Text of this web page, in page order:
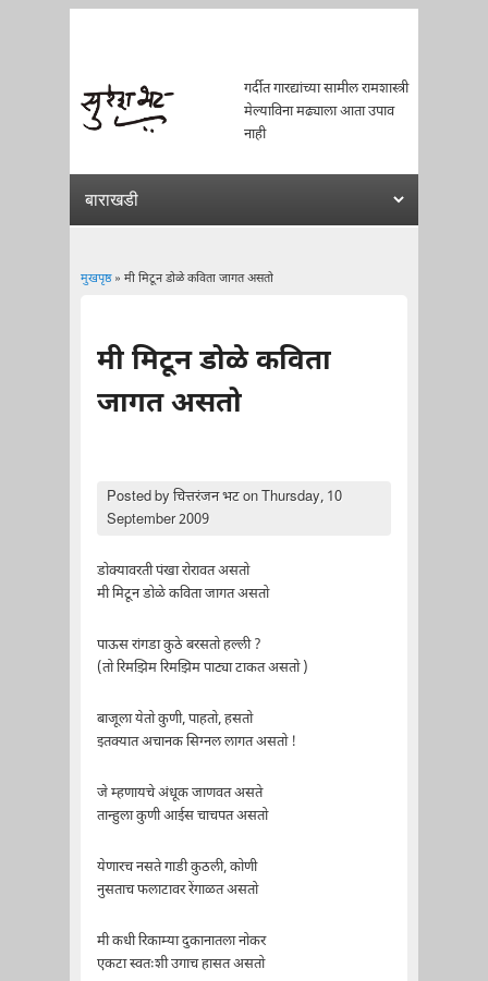
गर्दीत गारद्यांच्या सामील रामशास्त्री
मेल्याविना मढ्याला आता उपाव
नाही
मुखपृष्ठ» मी मिटून डोळे कविता जागत असतो
मी मिटून डोळे कविता
जागत असतो
Posted byचित्तरंजन भटon Thursday, 10
September 2009
डोक्यावरती पंखा रोरावत असतो
मी मिटून डोळे कविता जागत असतो
पाऊस रांगडा कुठे बरसतो हल्ली ?
(तो रिमझिम रिमझिम पाट्या टाकत असतो )
बाजूला येतो कुणी, पाहतो, हसतो
इतक्यात अचानक सिग्नल लागत असतो !
जे म्हणायचे अंधूक जाणवत असते
तान्हुला कुणी आईस चाचपत असतो
येणारच नसते गाडी कुठली, कोणी
नुसताच फलाटावर रेंगाळत असतो
मी कधी रिकाम्या दुकानातला नोकर
एकटा स्वतःशी उगाच हासत असतो